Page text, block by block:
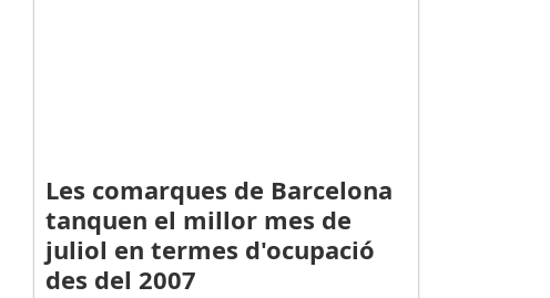
Les comarques de Barcelona
tanquen el millor mes de
juliol en termes d'ocupació
des del 2007